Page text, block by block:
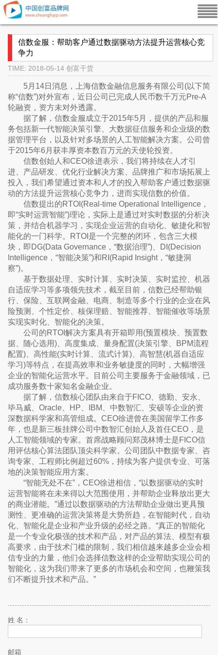
信数金服：帮助客户通过数据驱动方法提升运营核心竞
争力
TIME: 2018-05-14 创富干货
5月14日消息，上海信数金融信息服务有限公司(以下简
称“信数”)对外宣布，近日公司已完成人民币数千万元Pre-A
轮融资，资方未对外透露。
据了解，信数金服成立于2015年5月，提供的产品和服
务包括新一代智能决策引擎、大数据征信服务和企业级的数
据管理平台，以及针对多场景的人工智能解决方案。公司曾
于2015年6月获丰厚资本数百万元的天使轮投资。
信数创始人和CEO徐进表示，我们将持续在人才引
进、产品研发、优化行业解决方案、品牌推广和市场拓展上
投入，我们希望通过资本和人才的投入帮助客户通过数据驱
动的方法提升运营核心竞争力，进而实现信数的价值。
信数提出的RTOI(Real-time Operational Intelligence，
即“实时运营智能”)理论，实际上是通过对实时数据的分析决
策，并结合机器学习，实现企业运营的自动化、敏捷化和智
能化的一门科学。RTOI是一个完整的闭环，包含三大模
块，即DG(Data Governance，“数据治理”)、DI(Decision
Intelligence，“智能决策”)和RI(Rapid Insight，“敏捷洞
察”)。
基于数据处理、实时计算、实时决策、实时监控、机器
自适应学习等多项领先技术，截至目前，信数已经帮助银
行、保险、互联网金融、电商、制造等多个行业的企业在风
险预测、个性定价、核保理赔、智能推荐、智能催收等场景
实现实时化、智能化的决策。
公司的RTOI解决方案具有开箱即用(预置模块、预置数
据、随心选用)、高度集成、量身配置(决策引擎、BPM流程
配置)、高性能(实时计算、流式计算)、高智慧(机器自适应
学习)等特点，在提高效率和业务敏捷度的同时，大幅增强
企业的智能化运营水平。目前公司主要服务于金融领域，已
成功服务数十家知名金融企业。
据了解，信数核心团队由来自于FICO、德勤、安永、
毕马威、Oracle、HP、IBM、中数智汇、安硕等企业的资
深数据科学家和高管组成。CEO徐进曾在美国留学工作多
年，也是新三板挂牌公司中数智汇创始人及首任CEO，是
人工智能领域的专家。首席战略顾问郑茂林博士是FICO信
用评估核心算法团队顶尖科学家。公司团队中数据专家、咨
询专家、工程师比例超过60%，持续为客户提供专业、可落
地的决策智能应用方案。
“智能无处不在”，CEO徐进相信，“以数据驱动的实时
运营智能将在未来得以大范围使用，并帮助企业释放出更大
的商业潜能。”通过以数据驱动的方法帮助企业做出更具预
测性、更准确的运营决策将是大势所趋，在智能时代，自动
化、智能化是企业和产业升级的必经之路。“真正的智能化
是一个专业化极强的技术和产品，对产品的算法、模型有极
高要求，由于技术门槛的限制，我们相信越来越多企业会相
信专业的力量，他们会选择信数这样的企业帮助实现公司的
智能化，这为我们带来了更多的市场机会和空间，也鞭策我
们不断提升技术和产品。”
姓 名：
邮箱